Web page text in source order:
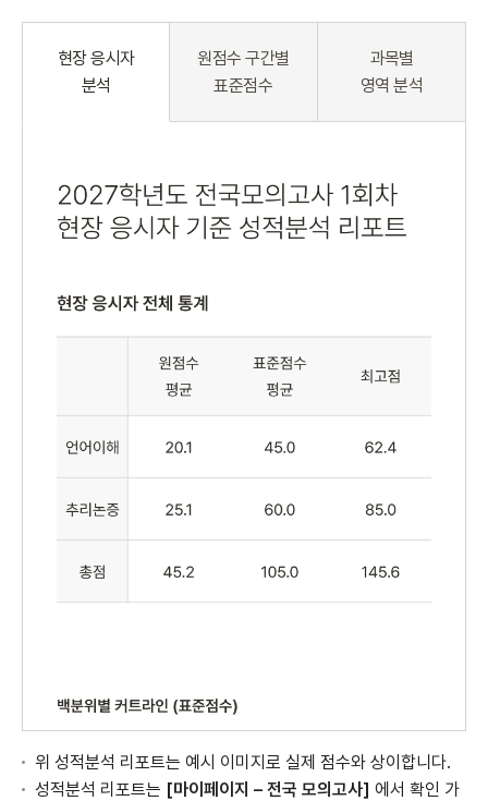
현장 응시자
분석
원점수 구간별
표준점수
과목별
영역 분석
위 성적분석 리포트는 예시 이미지로 실제 점수와 상이합니다.
성적분석 리포트는 [마이페이지 – 전국 모의고사] 에서 확인 가